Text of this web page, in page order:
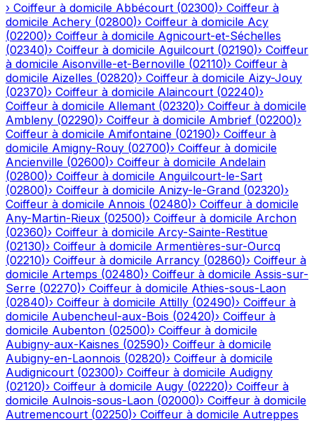
› Coiffeur à domicile Abbécourt (02300)› Coiffeur à
domicile Achery (02800)› Coiffeur à domicile Acy
(02200)› Coiffeur à domicile Agnicourt-et-Séchelles
(02340)› Coiffeur à domicile Aguilcourt (02190)› Coiffeur
à domicile Aisonville-et-Bernoville (02110)› Coiffeur à
domicile Aizelles (02820)› Coiffeur à domicile Aizy-Jouy
(02370)› Coiffeur à domicile Alaincourt (02240)›
Coiffeur à domicile Allemant (02320)› Coiffeur à domicile
Ambleny (02290)› Coiffeur à domicile Ambrief (02200)›
Coiffeur à domicile Amifontaine (02190)› Coiffeur à
domicile Amigny-Rouy (02700)› Coiffeur à domicile
Ancienville (02600)› Coiffeur à domicile Andelain
(02800)› Coiffeur à domicile Anguilcourt-le-Sart
(02800)› Coiffeur à domicile Anizy-le-Grand (02320)›
Coiffeur à domicile Annois (02480)› Coiffeur à domicile
Any-Martin-Rieux (02500)› Coiffeur à domicile Archon
(02360)› Coiffeur à domicile Arcy-Sainte-Restitue
(02130)› Coiffeur à domicile Armentières-sur-Ourcq
(02210)› Coiffeur à domicile Arrancy (02860)› Coiffeur à
domicile Artemps (02480)› Coiffeur à domicile Assis-sur-
Serre (02270)› Coiffeur à domicile Athies-sous-Laon
(02840)› Coiffeur à domicile Attilly (02490)› Coiffeur à
domicile Aubencheul-aux-Bois (02420)› Coiffeur à
domicile Aubenton (02500)› Coiffeur à domicile
Aubigny-aux-Kaisnes (02590)› Coiffeur à domicile
Aubigny-en-Laonnois (02820)› Coiffeur à domicile
Audignicourt (02300)› Coiffeur à domicile Audigny
(02120)› Coiffeur à domicile Augy (02220)› Coiffeur à
domicile Aulnois-sous-Laon (02000)› Coiffeur à domicile
Autremencourt (02250)› Coiffeur à domicile Autreppes